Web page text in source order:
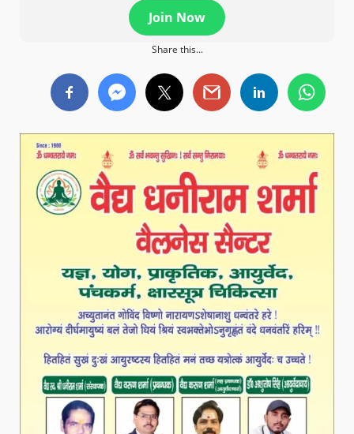
Join Now
Share this...